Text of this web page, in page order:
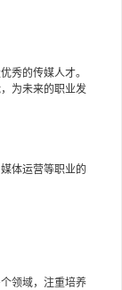
秀的传媒人才。
为未来的职业发
体运营等职业的
领域，注重培养